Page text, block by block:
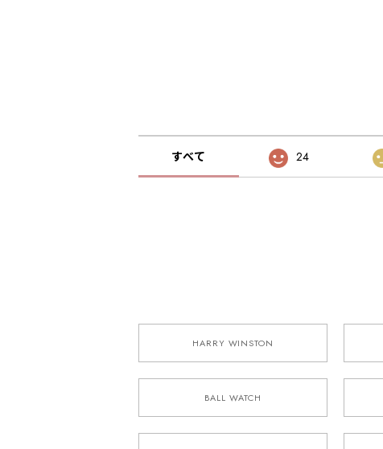
すべて 24
HARRY WINSTON
BALL WATCH